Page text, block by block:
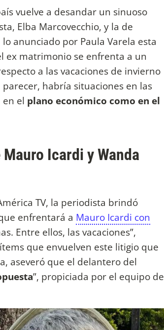
vuelve a desandar un sinuoso
Elba Marcovecchio, y la de
anunciado por Paula Varela esta
ex matrimonio se enfrenta a un
a las vacaciones de invierno
habría situaciones en las
el plano económico como en el
Icardi y Wanda
TV, la periodista brindó
enfrentará a Mauro Icardi con
Entre ellos, las vacaciones”,
que envuelven este litigio que
aseveró que el delantero del
”, propiciada por el equipo de